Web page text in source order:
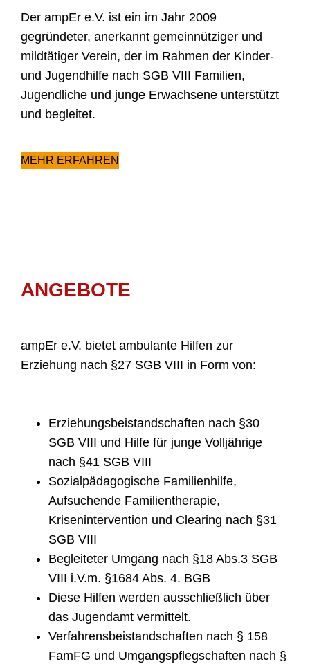
Der ampEr e.V. ist ein im Jahr 2009
gegründeter, anerkannt gemeinnütziger und
mildtätiger Verein, der im Rahmen der Kinder-
und Jugendhilfe nach SGB VIII Familien,
Jugendliche und junge Erwachsene unterstützt
und begleitet.
MEHR ERFAHREN
ANGEBOTE
ampEr e.V. bietet ambulante Hilfen zur
Erziehung nach §27 SGB VIII in Form von:
Erziehungsbeistandschaften nach §30
SGB VIII und Hilfe für junge Volljährige
nach §41 SGB VIII
Sozialpädagogische Familienhilfe,
Aufsuchende Familientherapie,
Krisenintervention und Clearing nach §31
SGB VIII
Begleiteter Umgang nach §18 Abs.3 SGB
VIII i.V.m. §1684 Abs. 4. BGB
Diese Hilfen werden ausschließlich über
das Jugendamt vermittelt.
Verfahrensbeistandschaften nach § 158
FamFG und Umgangspflegschaften nach §